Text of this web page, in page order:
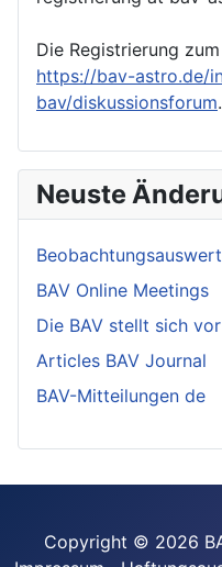
Die Registrierung
https://bav-astro.de/
bav/diskussionsforum.
Neuste
BAV Online Meetings
Die BAV stellt sich vor
Articles BAV Journal
BAV-Mitteilungen de
Copyright © 2026